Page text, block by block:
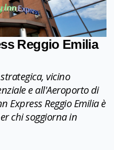
Reggio Emilia
vicino
e all'Aeroporto di
Express Reggio Emilia è
chi soggiorna in